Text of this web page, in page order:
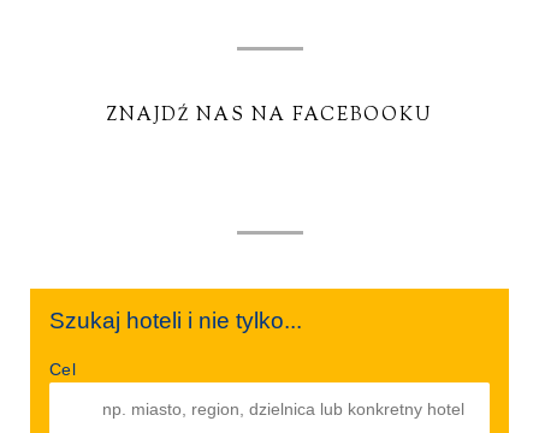
ZNAJDŹ NAS NA FACEBOOKU
Szukaj hoteli i nie tylko...
Cel